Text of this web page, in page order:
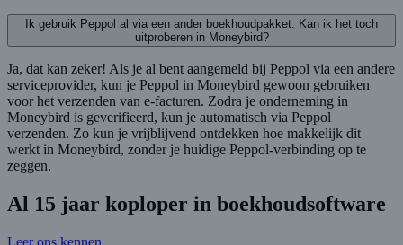
Ik gebruik Peppol al via een ander boekhoudpakket. Kan ik het toch
uitproberen in Moneybird?
Ja, dat kan zeker! Als je al bent aangemeld bij Peppol via een andere
serviceprovider, kun je Peppol in Moneybird gewoon gebruiken
voor het verzenden van e-facturen. Zodra je onderneming in
Moneybird is geverifieerd, kun je automatisch via Peppol
verzenden. Zo kun je vrijblijvend ontdekken hoe makkelijk dit
werkt in Moneybird, zonder je huidige Peppol-verbinding op te
zeggen.
Al 15 jaar koploper in boekhoudsoftware
Leer ons kennen